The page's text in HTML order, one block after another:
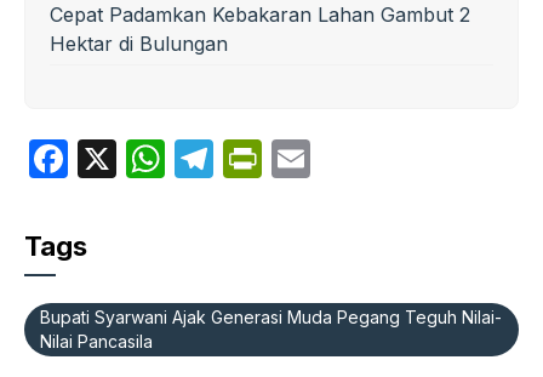
Cepat Padamkan Kebakaran Lahan Gambut 2
Hektar di Bulungan
F
c
e
b
o
X
W
A
p
T
a
m
P
ie
n
Tags
Bupati Syarwani Ajak Generasi Muda Pegang Teguh Nilai-
Nilai Pancasila